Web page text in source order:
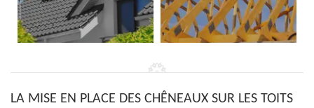
LA MISE EN PLACE DES CHÊNEAUX SUR LES TOITS